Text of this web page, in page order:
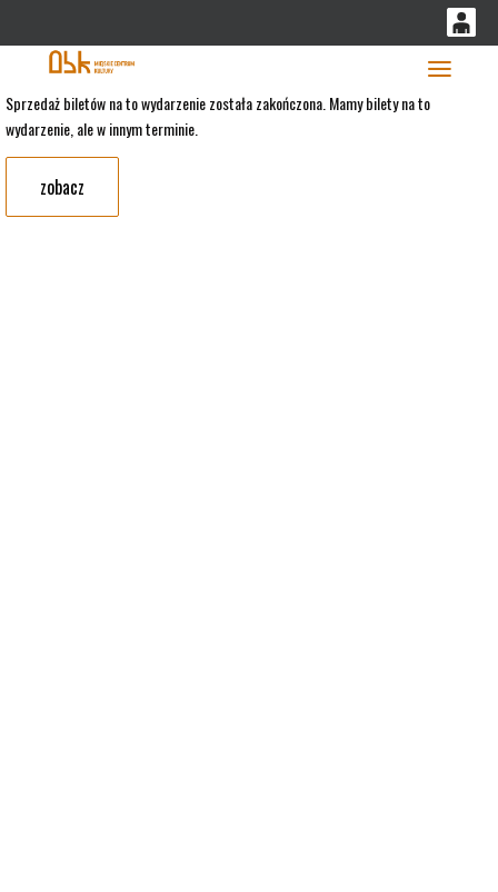
0,00
PLN
1453
Sprzedaż biletów na to wydarzenie została zakończona. Mamy bilety na to
wydarzenie, ale w innym terminie.
zobacz